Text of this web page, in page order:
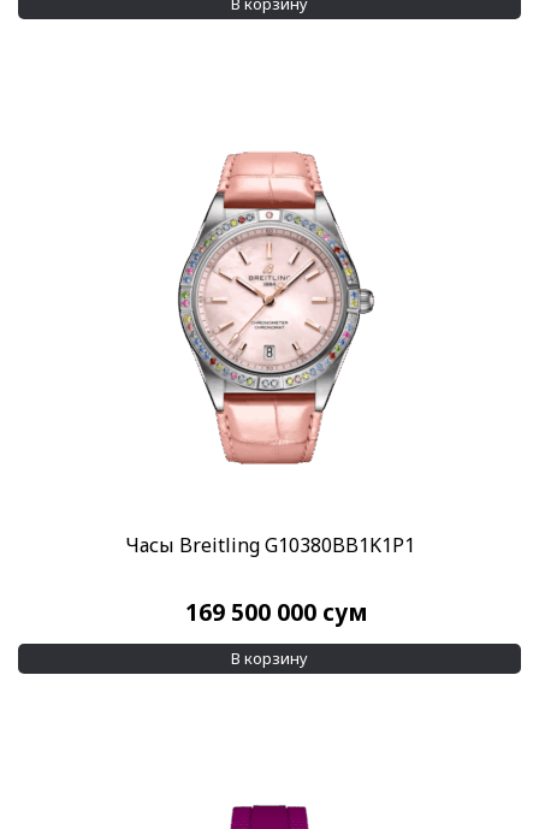
Часы Breitling G10380BB1K1P1
169 500 000 сум
В корзину